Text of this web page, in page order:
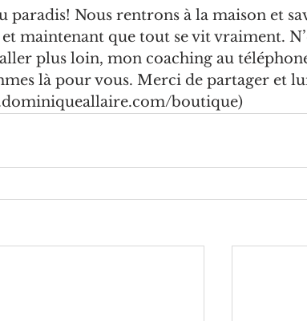
paradis! Nous rentrons à la maison et
maintenant que tout se vit vraiment.
plus loin, mon coaching au
là pour vous. Merci de partager et
boutique)